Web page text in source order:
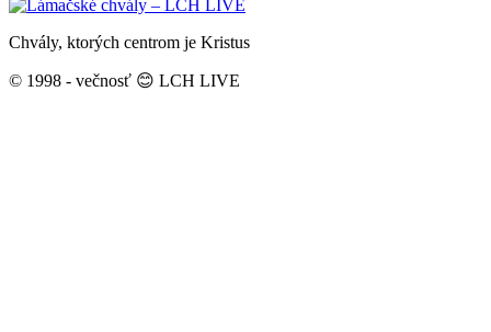
Chvály, ktorých centrom je Kristus
© 1998 - večnosť 😊 LCH LIVE